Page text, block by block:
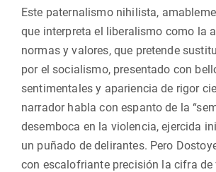
Este paternalismo nihilista,
que interpreta el liberalismo como la
normas y valores, que pretende
por el socialismo, presentado con
sentimentales y apariencia de rigor
narrador habla con espanto de la
desemboca en la violencia, ejercida
un puñado de delirantes. Pero
con escalofriante precisión la cifra